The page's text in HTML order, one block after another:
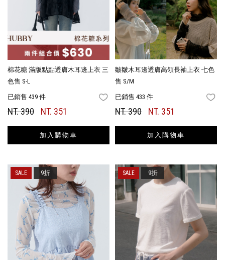
棉花糖 滿版點點透膚木耳邊上衣 三
色售 S-L
已銷售 439 件 FAVORITES
NT. 390 NT. 351
加入購物車
皺皺木耳邊透膚高領長袖上衣 七色
售 S/M
已銷售 433 件
NT. 390 NT. 351
加入購物車
9折 9折